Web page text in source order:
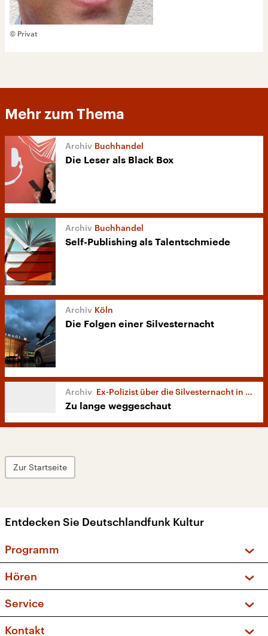
© Privat
Mehr zum Thema
Buchhandel
Die Leser als Black Box
Buchhandel
Self-Publishing als Talentschmiede
Köln
Die Folgen einer Silvesternacht
Ex-Polizist über die Silvesternacht in Köln
Zu lange weggeschaut
Zur Startseite
Entdecken Sie Deutschlandfunk Kultur
Programm
Sendungen und Podcasts
Musikliste
Kakadu – Das Kinderprogramm
Hören
Frequenzen (UKW + DAB+)
Service
FAQ
Kontakt